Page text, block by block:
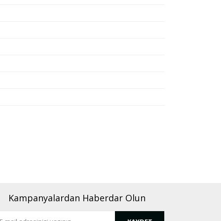
Kampanyalardan Haberdar Olun